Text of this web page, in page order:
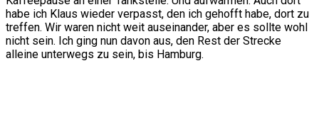
habe ich Klaus wieder verpasst, den ich gehofft habe, dort zu
treffen. Wir waren nicht weit auseinander, aber es sollte wohl
nicht sein. Ich ging nun davon aus, den Rest der Strecke
alleine unterwegs zu sein, bis Hamburg.